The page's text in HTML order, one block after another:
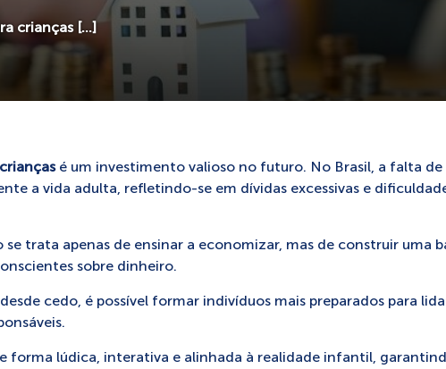
crianças […]
é um investimento valioso no futuro. No Brasil, a falta
a vida adulta, refletindo-se em dívidas excessivas e
trata apenas de ensinar a economizar, mas de construir uma
sobre dinheiro.
cedo, é possível formar indivíduos mais preparados para
forma lúdica, interativa e alinhada à realidade infantil,